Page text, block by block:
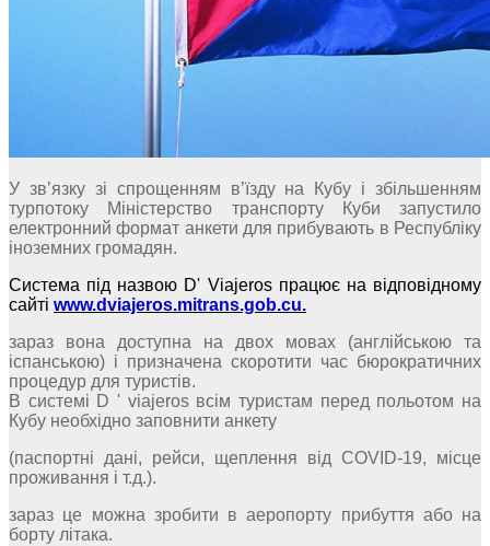
У зв’язку зі спрощенням в’їзду на Кубу і збільшенням
турпотоку Міністерство транспорту Куби запустило
електронний формат анкети для прибувають в Республіку
іноземних громадян.
Система під назвою D' Viajeros працює на відповідному
сайті www.dviajeros.mitrans.gob.cu.
зараз вона доступна на двох мовах (англійською та
іспанською) і призначена скоротити час бюрократичних
процедур для туристів.
В системі D ' viajeros всім туристам перед польотом на
Кубу необхідно заповнити анкету
(паспортні дані, рейси, щеплення від COVID-19, місце
проживання і т.д.).
зараз це можна зробити в аеропорту прибуття або на
борту літака.